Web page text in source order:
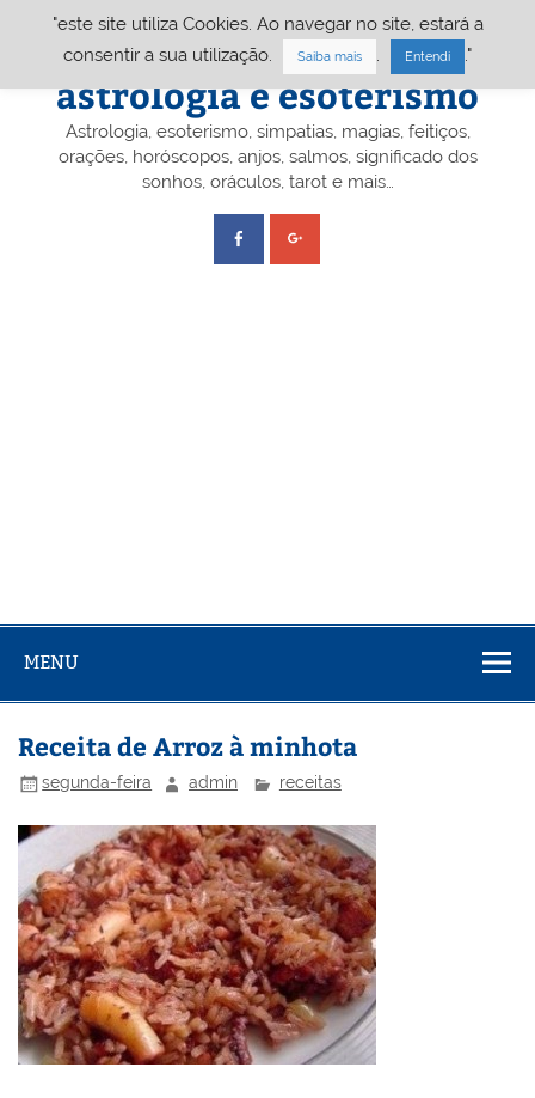
Portal A&E – Portal
astrologia e esoterismo
Astrologia, esoterismo, simpatias, magias, feitiços,
orações, horóscopos, anjos, salmos, significado dos
sonhos, oráculos, tarot e mais…
MENU
Receita de Arroz à minhota
segunda-feira admin receitas
"este site utiliza Cookies. Ao navegar no site, estará a
consentir a sua utilização.
Saiba mais Entendi ."